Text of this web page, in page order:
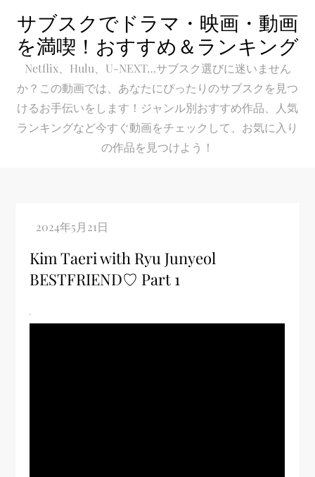
content
サブスクでドラマ・映画・動画
を満喫！おすすめ＆ランキング
Netflix、Hulu、U-NEXT…サブスク選びに迷いません
か？この動画では、あなたにぴったりのサブスクを見つ
けるお手伝いをします！ジャンル別おすすめ作品、人気
ランキングなど今すぐ動画をチェックして、お気に入り
の作品を見つけよう！
Kim Taeri with Ryu Junyeol
BESTFRIEND♡ Part 1